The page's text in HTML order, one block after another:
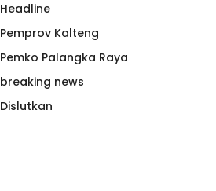
Headline
Pemprov Kalteng
Pemko Palangka Raya
breaking news
Dislutkan